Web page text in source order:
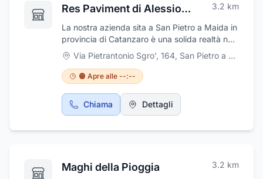
Res Paviment di Alessio Carchedi 3.2 km
La nostra azienda sita a San Pietro a Maida in
provincia di Catanzaro è una solida realtà nel
campo delle pavimentazioni. La Respaviment
fornisce soluzioni altamente professionali e
personalizzate costruite sulle esigenze del
cliente. Adottiamo tecniche all’avanguardia
insieme a materiali di altissima a qualità.
Operiamo in tutta Italia .
Via Pietrantonio Sgro', 164, San Pietro a Maida
🟠 Apre alle --:--
Chiama Dettagli
Maghi della Pioggia 3.2 km